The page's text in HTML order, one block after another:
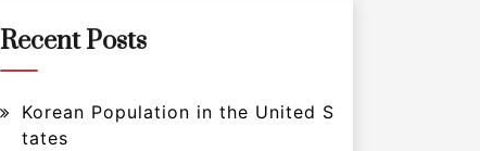
Recent Posts
Korean Population in the United S
tates